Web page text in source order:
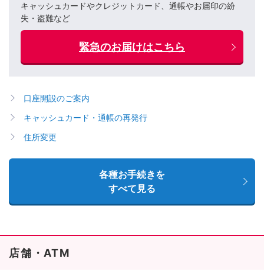
キャッシュカードやクレジットカード、通帳やお届印の紛
失・盗難など
緊急のお届けはこちら
口座開設のご案内
キャッシュカード・通帳の再発行
住所変更
各種お手続きを
すべて見る
店舗・ATM